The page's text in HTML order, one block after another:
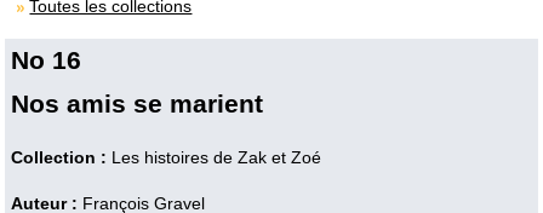
Toutes les collections
No 16
Nos amis se marient
Collection : Les histoires de Zak et Zoé
Auteur : François Gravel